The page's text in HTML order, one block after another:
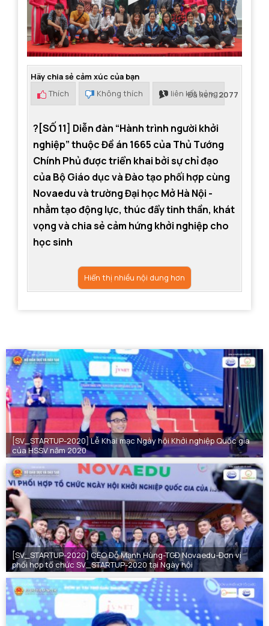
Hãy chia sẻ cảm xúc của bạn
Thích
Không thích liên kết hỏng
Đã xem:2077
?[SỐ 11] Diễn đàn “Hành trình người khởi
nghiệp” thuộc Đề án 1665 của Thủ Tướng
Chính Phủ được triển khai bởi sự chỉ đạo
của Bộ Giáo dục và Đào tạo phối hợp cùng
Novaedu và trường Đại học Mở Hà Nội -
nhằm tạo động lực, thúc đẩy tinh thần, khát
vọng và chia sẻ cảm hứng khởi nghiệp cho
học sinh
Hiển thị nhiều nội dung hơn
[SV_STARTUP-2020] Lễ Khai mạc Ngày hội Khởi nghiệp Quốc gia
của HSSV năm 2020
[SV_STARTUP-2020] CEO Đỗ Mạnh Hùng-TGĐ Novaedu-Đơn vị
phối hợp tổ chức SV_STARTUP-2020 tại Ngày hội